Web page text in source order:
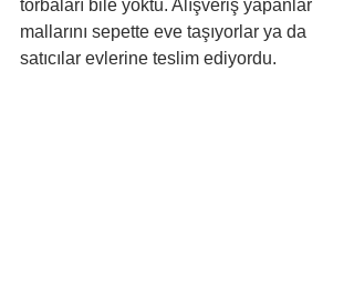
torbaları bile yoktu. Alışveriş yapanlar
mallarını sepette eve taşıyorlar ya da
satıcılar evlerine teslim ediyordu.